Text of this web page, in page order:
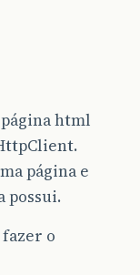
html
página e
possui.
o